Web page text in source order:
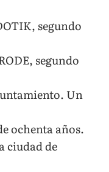
segundo
segundo
Un
ochenta años.
ciudad de